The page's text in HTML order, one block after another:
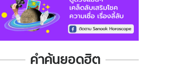
คำค้นยอดฮิต